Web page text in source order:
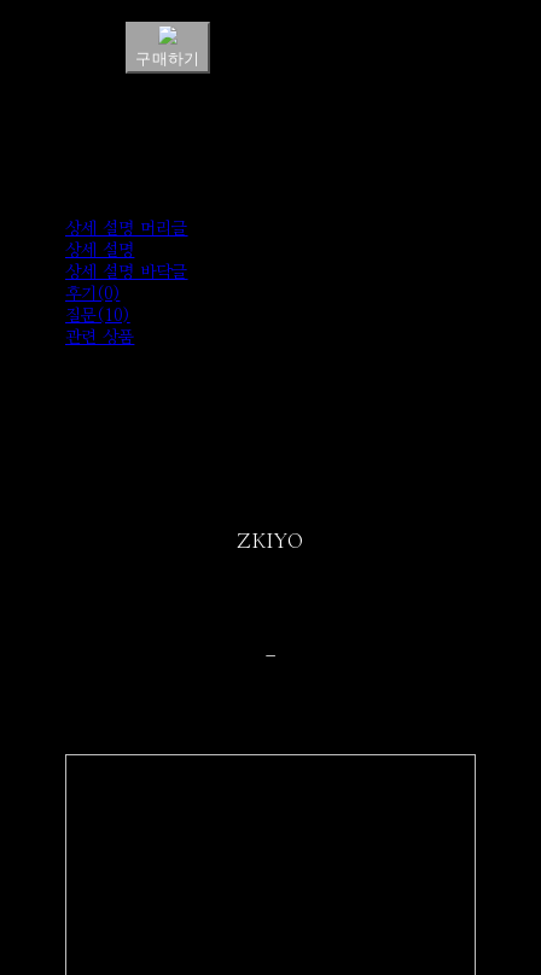
구매하기
상세 설명 머리글
상세 설명
상세 설명 바닥글
후기(0)
질문(10)
관련 상품
ZKIYO
-